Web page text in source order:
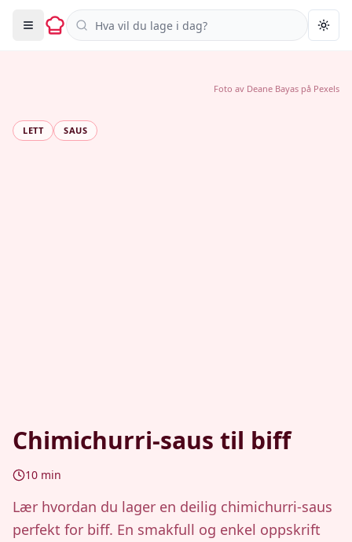
Søk i oppskrifter
LETT SAUS
Chimichurri-saus til biff
10 min
Lær hvordan du lager en deilig chimichurri-saus
perfekt for biff. En smakfull og enkel oppskrift
Foto av Deane Bayas på Pexels